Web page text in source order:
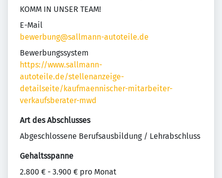
KOMM IN UNSER TEAM!
E-Mail
bewerbung@sallmann-autoteile.de
Bewerbungssystem
https://www.sallmann-
autoteile.de/stellenanzeige-
detailseite/kaufmaennischer-mitarbeiter-
verkaufsberater-mwd
Art des Abschlusses
Abgeschlossene Berufsausbildung / Lehrabschluss
Gehaltsspanne
2.800 € - 3.900 € pro Monat